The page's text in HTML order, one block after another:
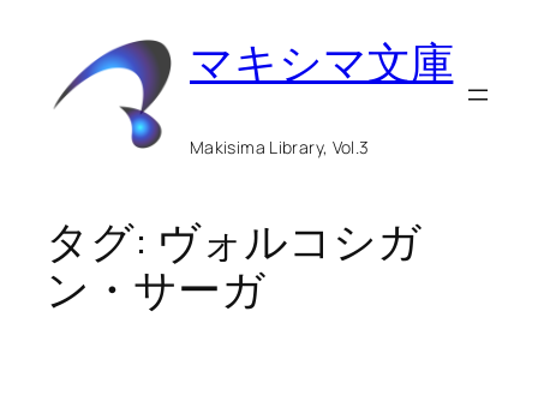
マキシマ文庫
Makisima Library, Vol.3
タグ: ヴォルコシガ
ン・サーガ